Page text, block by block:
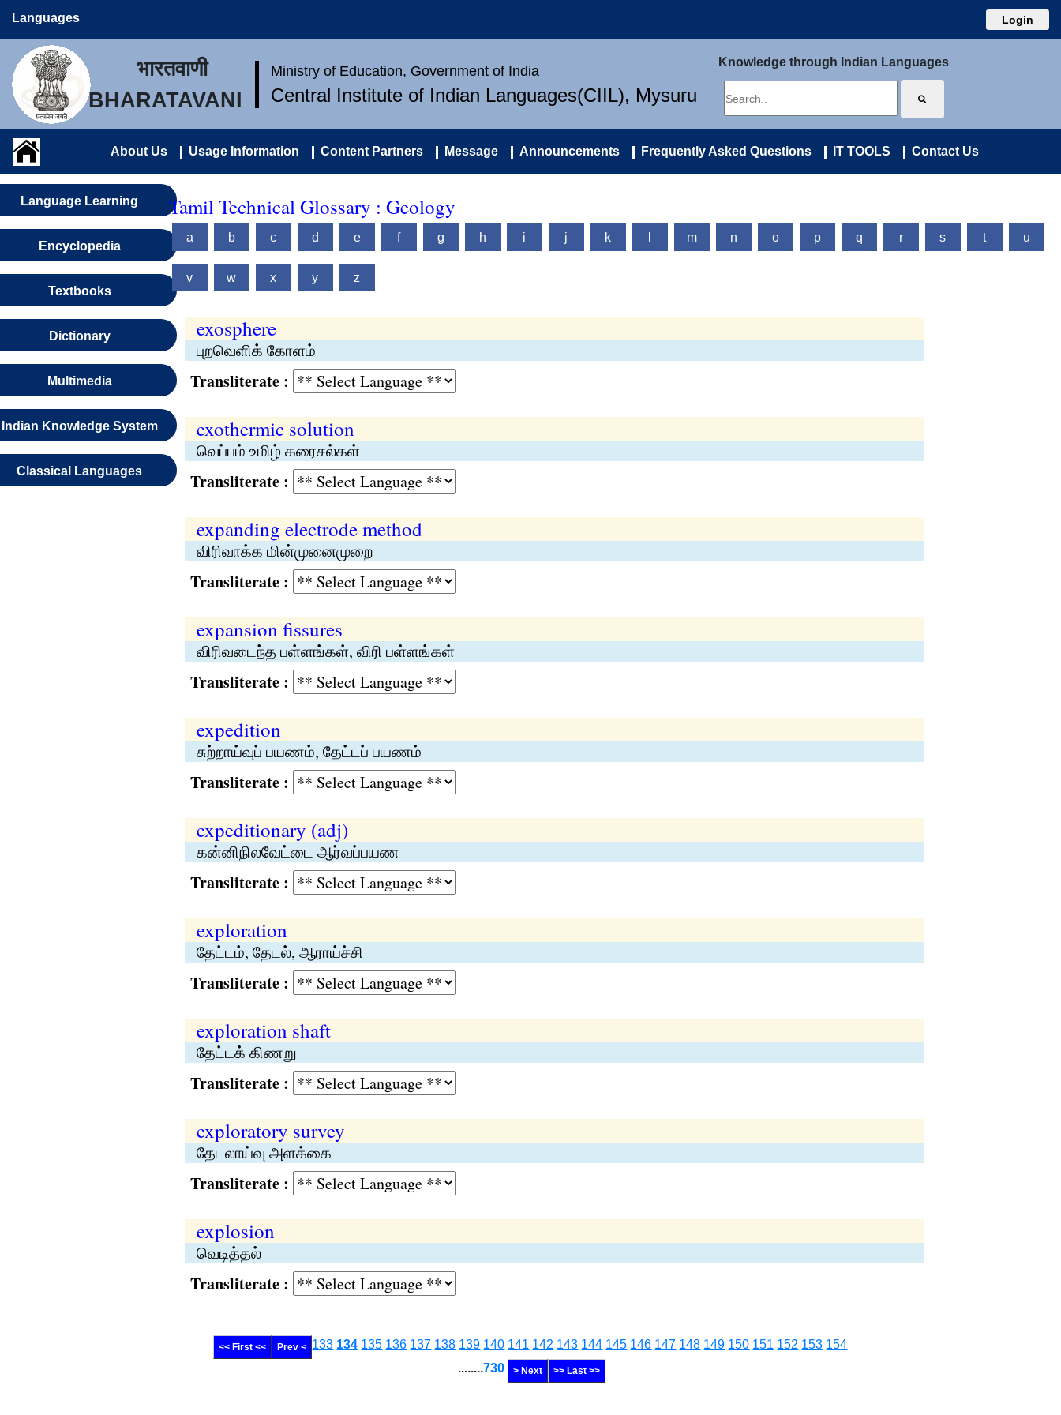
Languages Login
भारतवाणी
BHARATAVANI
Ministry of Education, Government of India
Central Institute of Indian Languages(CIIL), Mysuru
Knowledge through Indian Languages
About Us Usage Information Content Partners Message Announcements Frequently Asked Questions IT TOOLS Contact Us
Language Learning
Encyclopedia
Textbooks
Dictionary
Multimedia
Indian Knowledge System
Classical Languages
Tamil Technical Glossary : Geology
a b c d e f g h i j k m n o p q r s t u
v w x y z
exosphere
புறவெளிக் கோளம்
Transliterate :
exothermic solution
வெப்பம் உமிழ் கரைசல்கள்
Transliterate :
expanding electrode method
விரிவாக்க மின்முனைமுறை
Transliterate :
expansion fissures
விரிவடைந்த பள்ளங்கள், விரி பள்ளங்கள்
Transliterate :
expedition
சுற்றாய்வுப் பயணம், தேட்டப் பயணம்
Transliterate :
expeditionary (adj)
கன்னிநிலவேட்டை ஆர்வப்பயண
Transliterate :
exploration
தேட்டம், தேடல், ஆராய்ச்சி
Transliterate :
exploration shaft
தேட்டக் கிணறு
Transliterate :
exploratory survey
தேடலாய்வு அளக்கை
Transliterate :
explosion
வெடித்தல்
Transliterate :
<< First << Prev < 133 134 135 136 137 138 139 140 141 142 143 144 145 146 147 148 149 150 151 152 153 154
........730 > Next >> Last >>